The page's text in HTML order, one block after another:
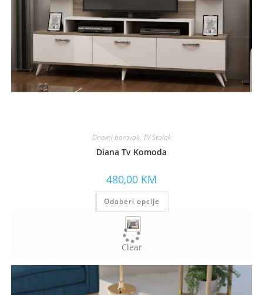
Dnevni boravak, TV Stalak
Diana Tv Komoda
480,00 KM
Odaberi opcije
Clear